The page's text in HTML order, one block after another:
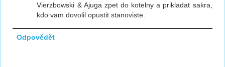
Vierzbowski & Ajuga zpet do kotelny a prikladat sakra,
kdo vam dovolil opustit stanoviste.
Odpovědět